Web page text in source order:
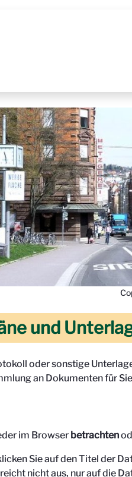
und
oder sonstige
an Dokumenten für
im Browser betrachten
Sie auf den Titel der
nicht aus, nur auf die